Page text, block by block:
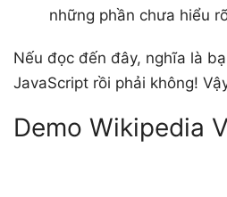
những phần chưa hiểu
Nếu đọc đến đây, nghĩa là
JavaScript rồi phải không!
Demo Wikipedia